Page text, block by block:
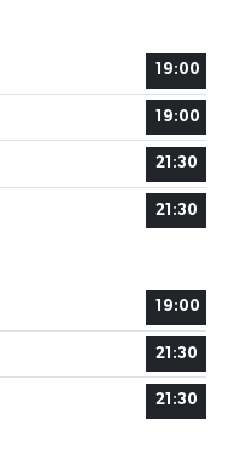
19:00
19:00
21:30
21:30
19:00
21:30
21:30